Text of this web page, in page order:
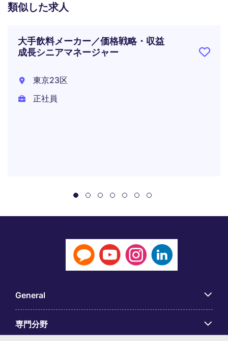
類似した求人
大手飲料メーカー／価格戦略・収益
成長シニアマネージャー
東京23区
正社員
General
専門分野